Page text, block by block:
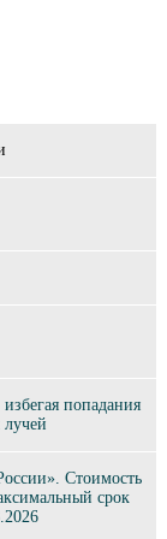
попадания
Стоимость
срок